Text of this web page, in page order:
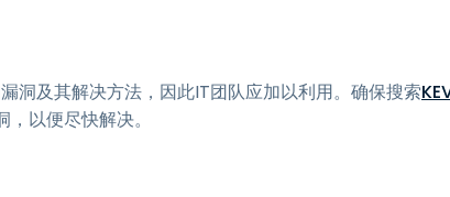
洞及其解决方法，因此IT团队应加以利用。确保搜索
以便尽快解决。